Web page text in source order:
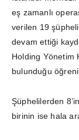
eş zamanlı
verilen 19
devam ettiği
Holding Yönetim
bulunduğu
Şüphelilerden
birinin ise hala